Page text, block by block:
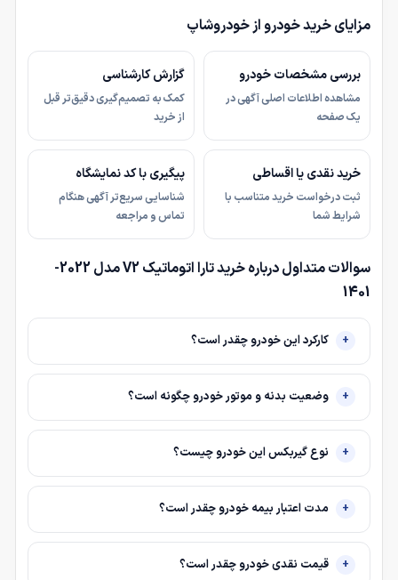
مزایای خرید خودرو از خودروشاپ
بررسی مشخصات خودرو
مشاهده اطلاعات اصلی آگهی در
یک صفحه
گزارش کارشناسی
کمک به تصمیم‌گیری دقیق‌تر قبل
از خرید
خرید نقدی یا اقساطی
ثبت درخواست خرید متناسب با
شرایط شما
پیگیری با کد نمایشگاه
شناسایی سریع‌تر آگهی هنگام
تماس و مراجعه
سوالات متداول درباره خرید تارا اتوماتیک V2 مدل 2022-
1401
کارکرد این خودرو چقدر است؟
وضعیت بدنه و موتور خودرو چگونه است؟
نوع گیربکس این خودرو چیست؟
مدت اعتبار بیمه خودرو چقدر است؟
قیمت نقدی خودرو چقدر است؟